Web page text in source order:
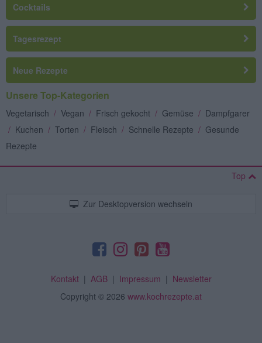
Cocktails
Tagesrezept
Neue Rezepte
Unsere Top-Kategorien
Vegetarisch / Vegan / Frisch gekocht / Gemüse / Dampfgarer
/ Kuchen / Torten / Fleisch / Schnelle Rezepte / Gesunde
Rezepte
Top
Zur Desktopversion wechseln
Kontakt| AGB| Impressum | Newsletter
Copyright © 2026 www.kochrezepte.at